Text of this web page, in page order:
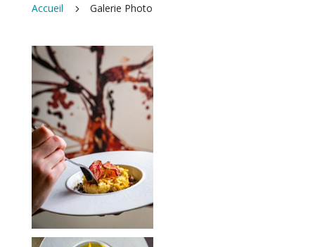
Accueil 5 Galerie Photo